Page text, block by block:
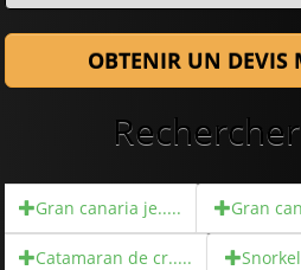
OBTENIR UN DEVIS
Gran canaria je..... Gran
Catamaran de cr.....